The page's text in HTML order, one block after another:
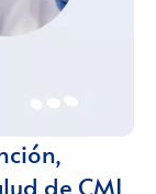
de CMI